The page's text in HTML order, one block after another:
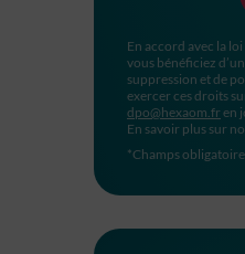
En accord avec la
vous bénéficiez
suppression et de
exercer ces droits
dpo@hexaom.fr en
En savoir plus sur
*Champs